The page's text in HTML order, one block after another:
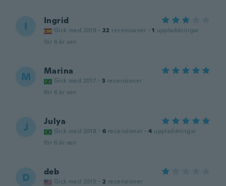
I Ingrid
Gick med 2019 · 22 recensioner · 1 uppladdningar
för 6 år sen
M Marina
Gick med 2017 · 3 recensioner
för 6 år sen
J Julya
Gick med 2018 · 6 recensioner · 4 uppladdningar
för 6 år sen
D deb
Gick med 2015 · 2 recensioner